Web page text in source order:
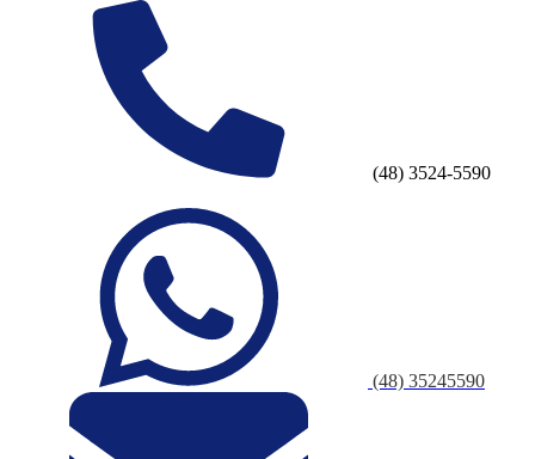
(48) 3524-5590
(48) 35245590